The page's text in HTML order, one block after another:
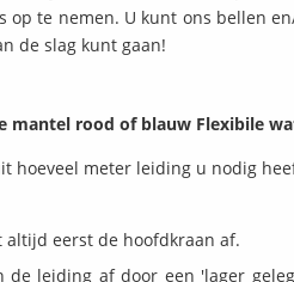
op te nemen. U kunt ons bellen
de slag kunt gaan!
mantel rood of blauw Flexibile
hoeveel meter leiding u nodig
altijd eerst de hoofdkraan af.
de leiding af door een 'lager